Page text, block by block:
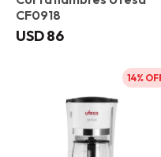
CF0918
USD86
14